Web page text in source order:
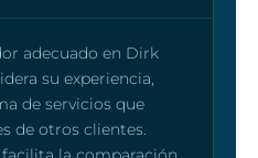
adecuado en Dirk
su experiencia,
de servicios que
de otros clientes.